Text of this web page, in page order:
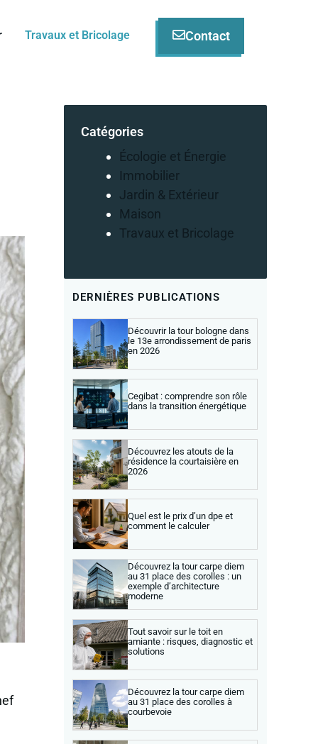
Travaux et Bricolage Contact
Catégories
Écologie et Énergie
Immobilier
Jardin & Extérieur
Maison
Travaux et Bricolage
DERNIÈRES PUBLICATIONS
Découvrir la tour bologne dans
le 13e arrondissement de paris
en 2026
Cegibat : comprendre son rôle
dans la transition énergétique
Découvrez les atouts de la
résidence la courtaisière en
2026
Quel est le prix d’un dpe et
comment le calculer
Découvrez la tour carpe diem
au 31 place des corolles : un
exemple d’architecture
moderne
Tout savoir sur le toit en
amiante : risques, diagnostic et
solutions
Découvrez la tour carpe diem
au 31 place des corolles à
courbevoie